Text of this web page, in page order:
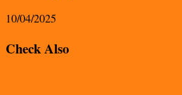
10/04/2025
Check Also